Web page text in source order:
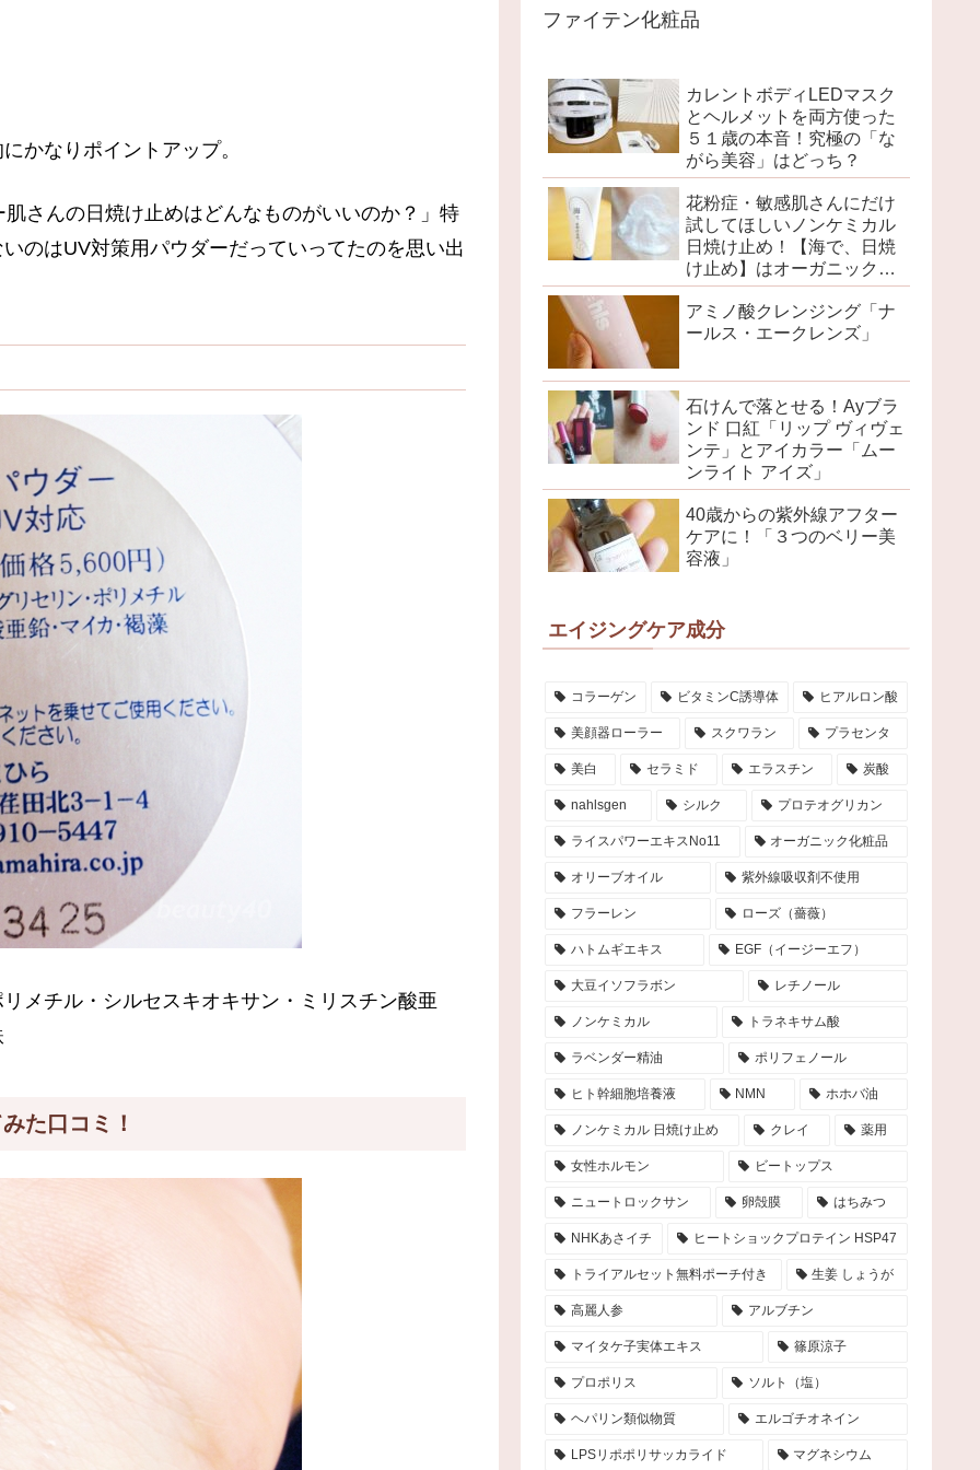
かなりポイントアップ。
さんの日焼け止めはどんなものがいいのか？」特
のはUV対策用パウダーだっていってたのを思い出
メチル・シルセスキオキサン・ミリスチン酸亜
た口コミ！
ファイテン化粧品
カレントボディLEDマスク
とヘルメットを両方使った
５１歳の本音！究極の「な
がら美容」はどっち？
花粉症・敏感肌さんにだけ
試してほしいノンケミカル
日焼け止め！【海で、日焼
け止め】はオーガニックブ
ランドが本気でつくりまし
た
アミノ酸クレンジング「ナ
ールス・エークレンズ」
石けんで落とせる！Ayブラ
ンド 口紅「リップ ヴィヴェ
ンテ」とアイカラー「ムー
ンライト アイズ」
40歳からの紫外線アフター
ケアに！「３つのベリー美
容液」
エイジングケア成分
コラーゲン ビタミンC誘導体 ヒアルロン酸
美顔器ローラー スクワラン プラセンタ
美白 セラミド エラスチン 炭酸
nahlsgen シルク プロテオグリカン
ライスパワーエキスNo11 オーガニック化粧品
オリーブオイル 紫外線吸収剤不使用
フラーレン ローズ（薔薇）
ハトムギエキス EGF（イージーエフ）
大豆イソフラボン レチノール
ノンケミカル トラネキサム酸
ラベンダー精油 ポリフェノール
ヒト幹細胞培養液 NMN ホホバ油
ノンケミカル 日焼け止め クレイ 薬用
女性ホルモン ビートップス
ニュートロックサン 卵殻膜 はちみつ
NHKあさイチ ヒートショックプロテイン HSP47
トライアルセット無料ポーチ付き 生姜 しょうが
高麗人参 アルブチン
マイタケ子実体エキス 篠原涼子
プロポリス ソルト（塩）
ヘパリン類似物質 エルゴチオネイン
LPSリポポリサッカライド マグネシウム